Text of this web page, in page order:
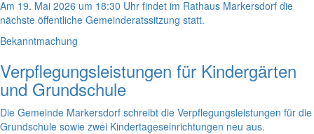
Am 19. Mai 2026 um 18:30 Uhr findet im Rathaus Markersdorf die
nächste öffentliche Gemeinderatssitzung statt.
Bekanntmachung
Verpflegungsleistungen für Kindergärten
und Grundschule
Die Gemeinde Markersdorf schreibt die Verpflegungsleistungen für die
Grundschule sowie zwei Kindertageseinrichtungen neu aus.